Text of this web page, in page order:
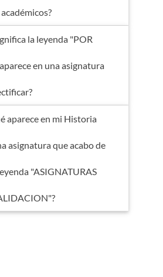
la leyenda "POR
en una asignatura
aparece en mi Historia
asignatura que acabo de
"ASIGNATURAS